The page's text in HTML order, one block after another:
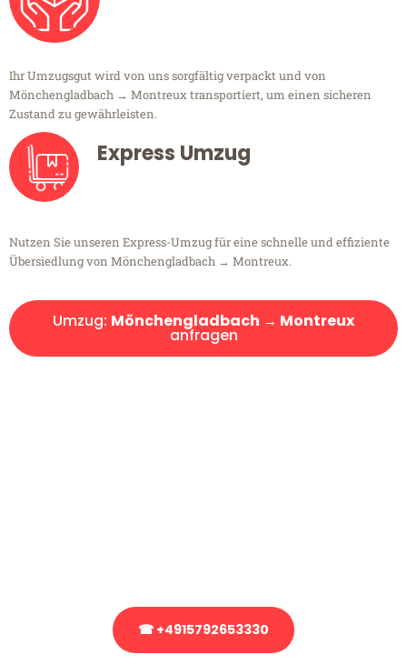
Ihr Umzugsgut wird von uns sorgfältig verpackt und von
Mönchengladbach → Montreux transportiert, um einen sicheren
Zustand zu gewährleisten.
Express Umzug
Nutzen Sie unseren Express-Umzug für eine schnelle und effiziente
Übersiedlung von Mönchengladbach → Montreux.
Umzug: Mönchengladbach → Montreux
anfragen
☎ +4915792653330